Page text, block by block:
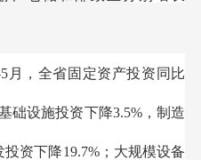
月，全省固定资产投资同比
础设施投资下降3.5%，制造
资下降19.7%；大规模设备